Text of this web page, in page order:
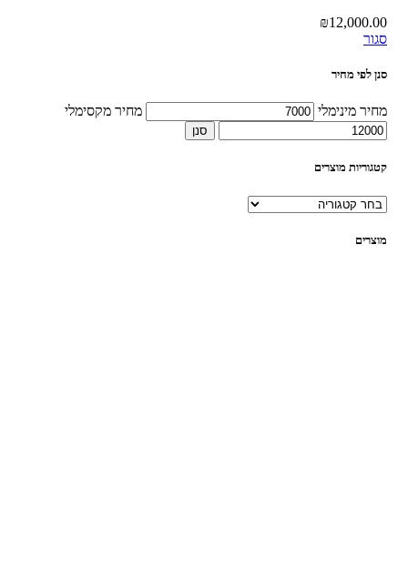
סגור
סנן לפי מחיר
מחיר מינימלי מחיר מקסימלי
סנן
קטגוריות מוצרים
מוצרים
₪12,000.00